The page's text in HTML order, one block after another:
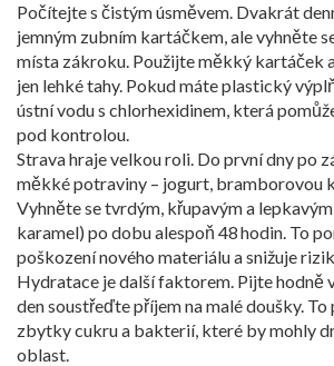
Počítejte s čistým úsměvem. Dvakrát
jemným zubním kartáčkem, ale vyhněte
místa zákroku. Použijte měkký kartáček
jen lehké tahy. Pokud máte plastický
ústní vodu s chlorhexidinem, která
pod kontrolou.
Strava hraje velkou roli. Do první dny po
měkké potraviny – jogurt, bramborovou
Vyhněte se tvrdým, křupavým a
karamel) po dobu alespoň 48 hodin. To
poškození nového materiálu a snižuje
Hydratace je další faktorem. Pijte hodně
den soustřeďte příjem na malé doušky.
zbytky cukru a bakterií, které by mohly
oblast.